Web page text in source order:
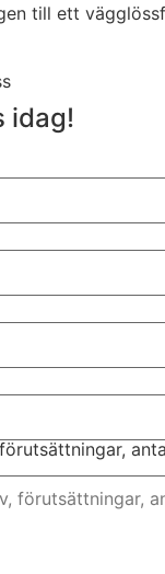
till ett
idag!